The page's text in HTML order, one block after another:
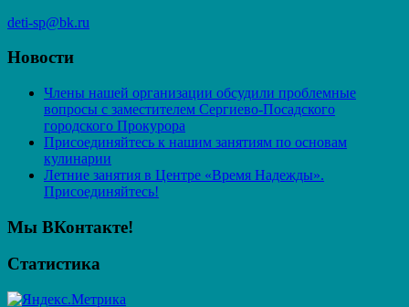
deti-sp@bk.ru
Новости
Члены нашей организации обсудили проблемные
вопросы с заместителем Сергиево-Посадского
городского Прокурора
Присоединяйтесь к нашим занятиям по основам
кулинарии
Летние занятия в Центре «Время Надежды».
Присоединяйтесь!
Мы ВКонтакте!
Статистика